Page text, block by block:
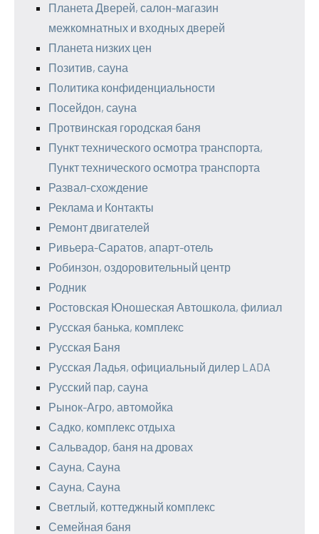
Планета Дверей, салон-магазин
межкомнатных и входных дверей
Планета низких цен
Позитив, сауна
Политика конфиденциальности
Посейдон, сауна
Протвинская городская баня
Пункт технического осмотра транспорта,
Пункт технического осмотра транспорта
Развал-схождение
Реклама и Контакты
Ремонт двигателей
Ривьера-Саратов, апарт-отель
Робинзон, оздоровительный центр
Родник
Ростовская Юношеская Автошкола, филиал
Русская банька, комплекс
Русская Баня
Русская Ладья, официальный дилер LADA
Русский пар, сауна
Рынок-Агро, автомойка
Садко, комплекс отдыха
Сальвадор, баня на дровах
Сауна, Сауна
Сауна, Сауна
Светлый, коттеджный комплекс
Семейная баня